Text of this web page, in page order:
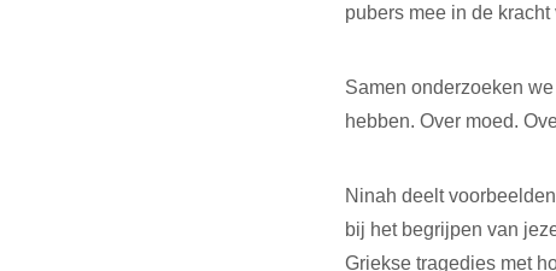
pubers mee in de
Samen onderzoeken
hebben. Over moed.
Ninah deelt
bij het begrijpen van
Griekse tragedies met